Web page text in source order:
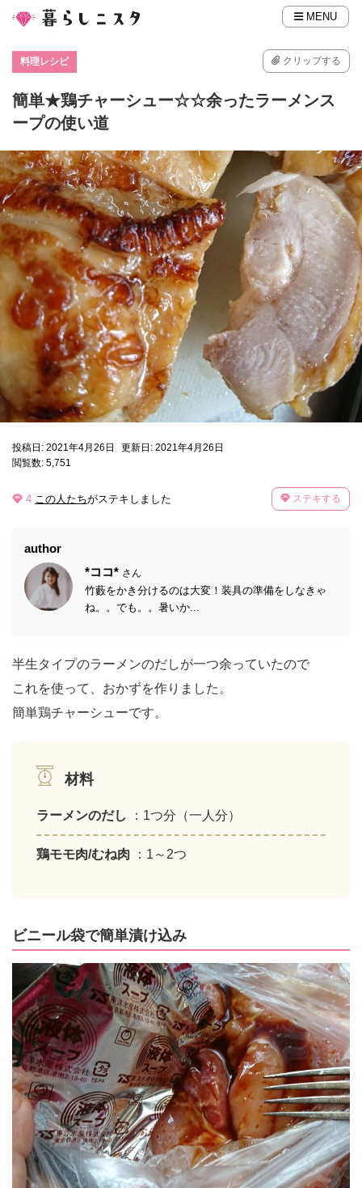
MENU
料理レシピ クリップする
簡単★鶏チャーシュー☆☆余ったラーメンス
ープの使い道
投稿日: 2021年4月26日
更新日: 2021年4月26日
閲覧数: 5,751
4 この人たちがステキしました ステキする
author
*ココ* さん
竹藪をかき分けるのは大変！装具の準備をしなきゃ
ね。。でも。。暑いか...
半生タイプのラーメンのだしが一つ余っていたので
これを使って、おかずを作りました。
簡単鶏チャーシューです。
材料
ラーメンのだし ：1つ分（一人分）
鶏モモ肉/むね肉 ：1～2つ
ビニール袋で簡単漬け込み